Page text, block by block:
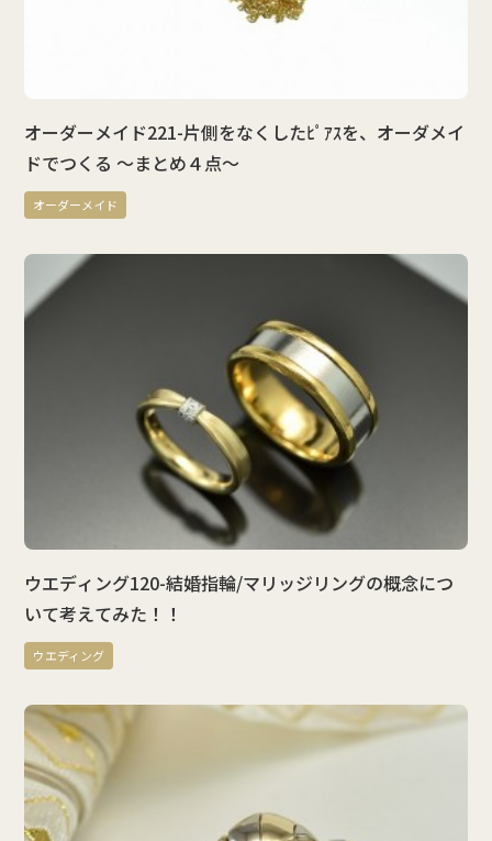
オーダーメイド221-片側をなくしたﾋﾟｱｽを、オーダメイ
ドでつくる ～まとめ４点～
オーダーメイド
ウエディング120-結婚指輪/マリッジリングの概念につ
いて考えてみた！！
ウエディング